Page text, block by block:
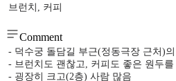
브런치, 커피
Comment
- 덕수궁 돌담길 부근(정동극장 근처)
- 브런치도 괜찮고, 커피도 좋은 원두를
- 굉장히 크고(2층) 사람 많음